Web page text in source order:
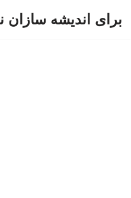
برای اندیشه سازان